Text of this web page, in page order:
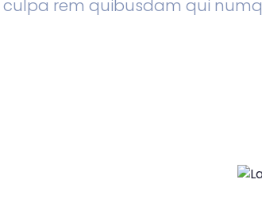
culpa rem quibusdam qui